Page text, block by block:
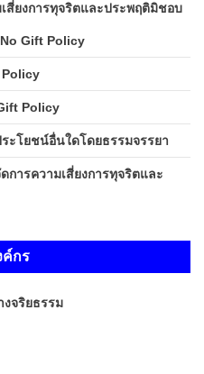
สี่ยงการทุจริตและประพฤติมิชอบ
Gift Policy
Policy
ะโยชน์อื่นใดโดยธรรมจรรยา
การความเสี่ยงการทุจริตและ
ค์กร
งจริยธรรม